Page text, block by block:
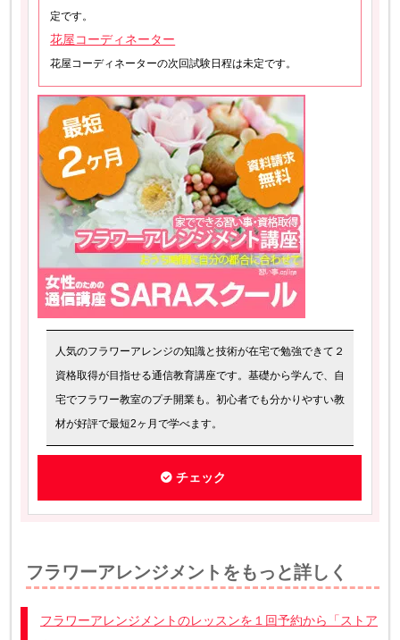
定です。
花屋コーディネーター
花屋コーディネーターの次回試験日程は未定です。
人気のフラワーアレンジの知識と技術が在宅で勉強できて２
資格取得が目指せる通信教育講座です。基礎から学んで、自
宅でフラワー教室のプチ開業も。初心者でも分かりやすい教
材が好評で最短2ヶ月で学べます。
チェック
フラワーアレンジメントをもっと詳しく
フラワーアレンジメントのレッスンを１回予約から「ストア